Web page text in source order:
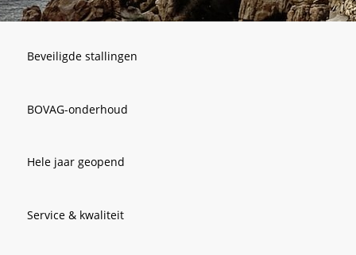
Beveiligde stallingen
BOVAG-onderhoud
Hele jaar geopend
Service & kwaliteit